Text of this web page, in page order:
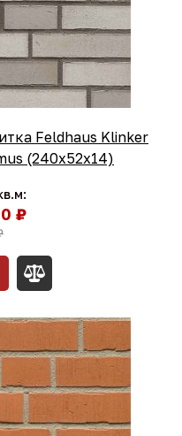
Feldhaus Klinker
(240х52х14)
₽